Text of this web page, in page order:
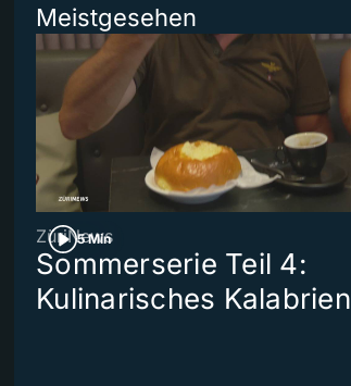
Meistgesehen
5 Min
ZüriNews
Sommerserie Teil 4:
Kulinarisches Kalabrien